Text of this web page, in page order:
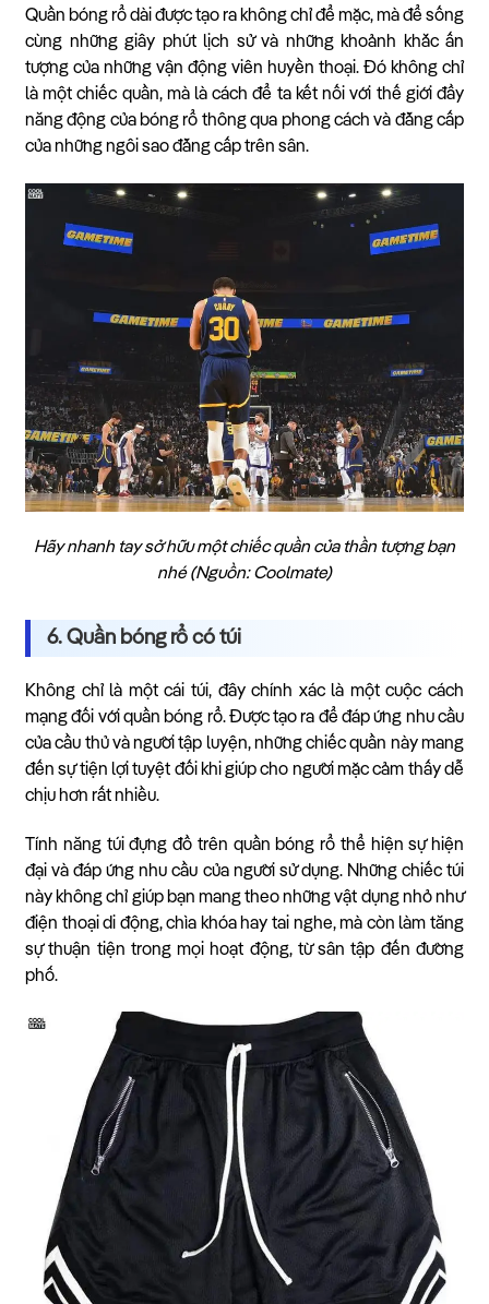
Quần bóng rổ dài được tạo ra không chỉ để mặc, mà để sống
cùng những giây phút lịch sử và những khoảnh khắc ấn
tượng của những vận động viên huyền thoại. Đó không chỉ
là một chiếc quần, mà là cách để ta kết nối với thế giới đầy
năng động của bóng rổ thông qua phong cách và đẳng cấp
của những ngôi sao đẳng cấp trên sân.
Hãy nhanh tay sở hữu một chiếc quần của thần tượng bạn
nhé (Nguồn: Coolmate)
6. Quần bóng rổ có túi
Không chỉ là một cái túi, đây chính xác là một cuộc cách
mạng đối với quần bóng rổ. Được tạo ra để đáp ứng nhu cầu
của cầu thủ và người tập luyện, những chiếc quần này mang
đến sự tiện lợi tuyệt đối khi giúp cho người mặc cảm thấy dễ
chịu hơn rất nhiều.
Tính năng túi đựng đồ trên quần bóng rổ thể hiện sự hiện
đại và đáp ứng nhu cầu của người sử dụng. Những chiếc túi
này không chỉ giúp bạn mang theo những vật dụng nhỏ như
điện thoại di động, chìa khóa hay tai nghe, mà còn làm tăng
sự thuận tiện trong mọi hoạt động, từ sân tập đến đường
phố.